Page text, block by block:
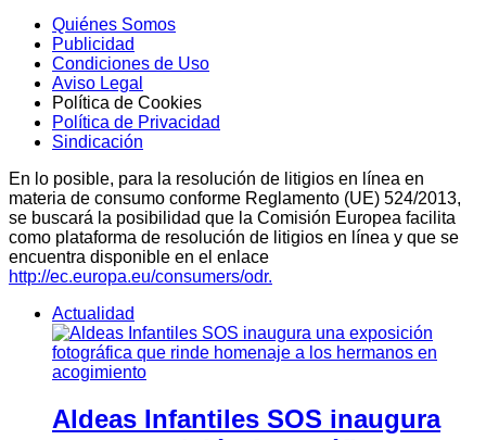
Quiénes Somos
Publicidad
Condiciones de Uso
Aviso Legal
Política de Cookies
Política de Privacidad
Sindicación
En lo posible, para la resolución de litigios en línea en
materia de consumo conforme Reglamento (UE) 524/2013,
se buscará la posibilidad que la Comisión Europea facilita
como plataforma de resolución de litigios en línea y que se
encuentra disponible en el enlace
http://ec.europa.eu/consumers/odr.
Actualidad
Aldeas Infantiles SOS inaugura